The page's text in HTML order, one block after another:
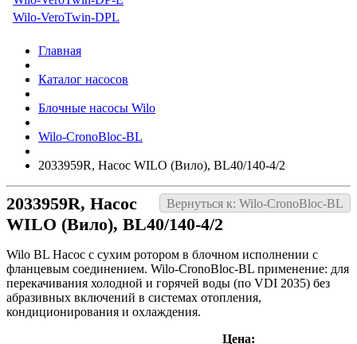
Wilo-VeroTwin-DPL
Главная
Каталог насосов
Блочные насосы Wilo
Wilo-CronoBloc-BL
2033959R, Насос WILO (Вило), BL40/140-4/2
Вернуться к: Wilo-CronoBloc-BL
2033959R, Насос
WILO (Вило), BL40/140-4/2
Wilo BL Насос с сухим ротором в блочном исполнении с
фланцевым соединением. Wilo-CronoBloc-BL применение: для
перекачивания холодной и горячей воды (по VDI 2035) без
абразивных включений в системах отопления,
кондиционирования и охлаждения.
Цена: